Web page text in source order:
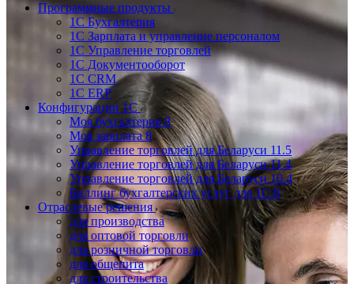
Программные продукты
1С Бухгалтерия
1С Зарплата и управление персоналом
1С Управление торговлей
1С Документооборот
1С CRM
1С ERP
Конфигурации 1С
Моя бухгалтерия 8
Моя зарплата 8
Управление торговлей для Беларуси 11.5
Управление торговлей для Беларуси 11.4
Управление торговлей для Беларуси 10.4
Биллинг бухгалтерских услуг для 1С:8
Отраслевые решения
для производства
для оптовой торговли
для розничной торговли
для общепита
для строительства